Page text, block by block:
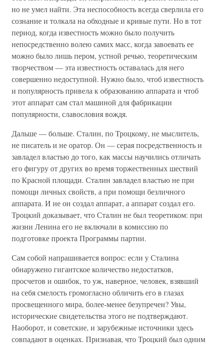
но не умел найти. Эта неспособность всегда сверлила его
сознание и толкала на обходные и кривые пути. Но в тот
период, когда известность можно было получить
непосредственно волею самих масс, когда завоевать ее
можно было лишь пером, устной речью, теоретическим
творчеством — эта известность оставалась для него
совершенно недоступной. Нужно было, чтоб известность
и популярность привела к образованию аппарата и чтоб
этот аппарат сам стал машиной для фабрикации
популярности, славословия вождя.
Дальше — больше. Сталин, по Троцкому, не мыслитель,
не писатель и не оратор. Он — серая посредственность и
завладел властью до того, как массы научились отличать
его фигуру от других во время торжественных шествий
по Красной площади. Сталин завладел властью не при
помощи личных свойств, а при помощи безличного
аппарата. И не он создал аппарат, а аппарат создал его.
Троцкий доказывает, что Сталин не был теоретиком: при
жизни Ленина его не включали в комиссию по
подготовке проекта Программы партии.
Сам собой напрашивается вопрос: если у Сталина
обнаружено гигантское количество недостатков,
просчетов и ошибок, то уж, наверное, человек, взявший
на себя смелость громогласно обличить его в глазах
просвещенного мира, более-менее безупречен? Увы,
исторические свидетельства этого не подтверждают.
Наоборот, и советские, и зарубежные источники здесь
совпадают в оценках. Признавая, что Троцкий был одним